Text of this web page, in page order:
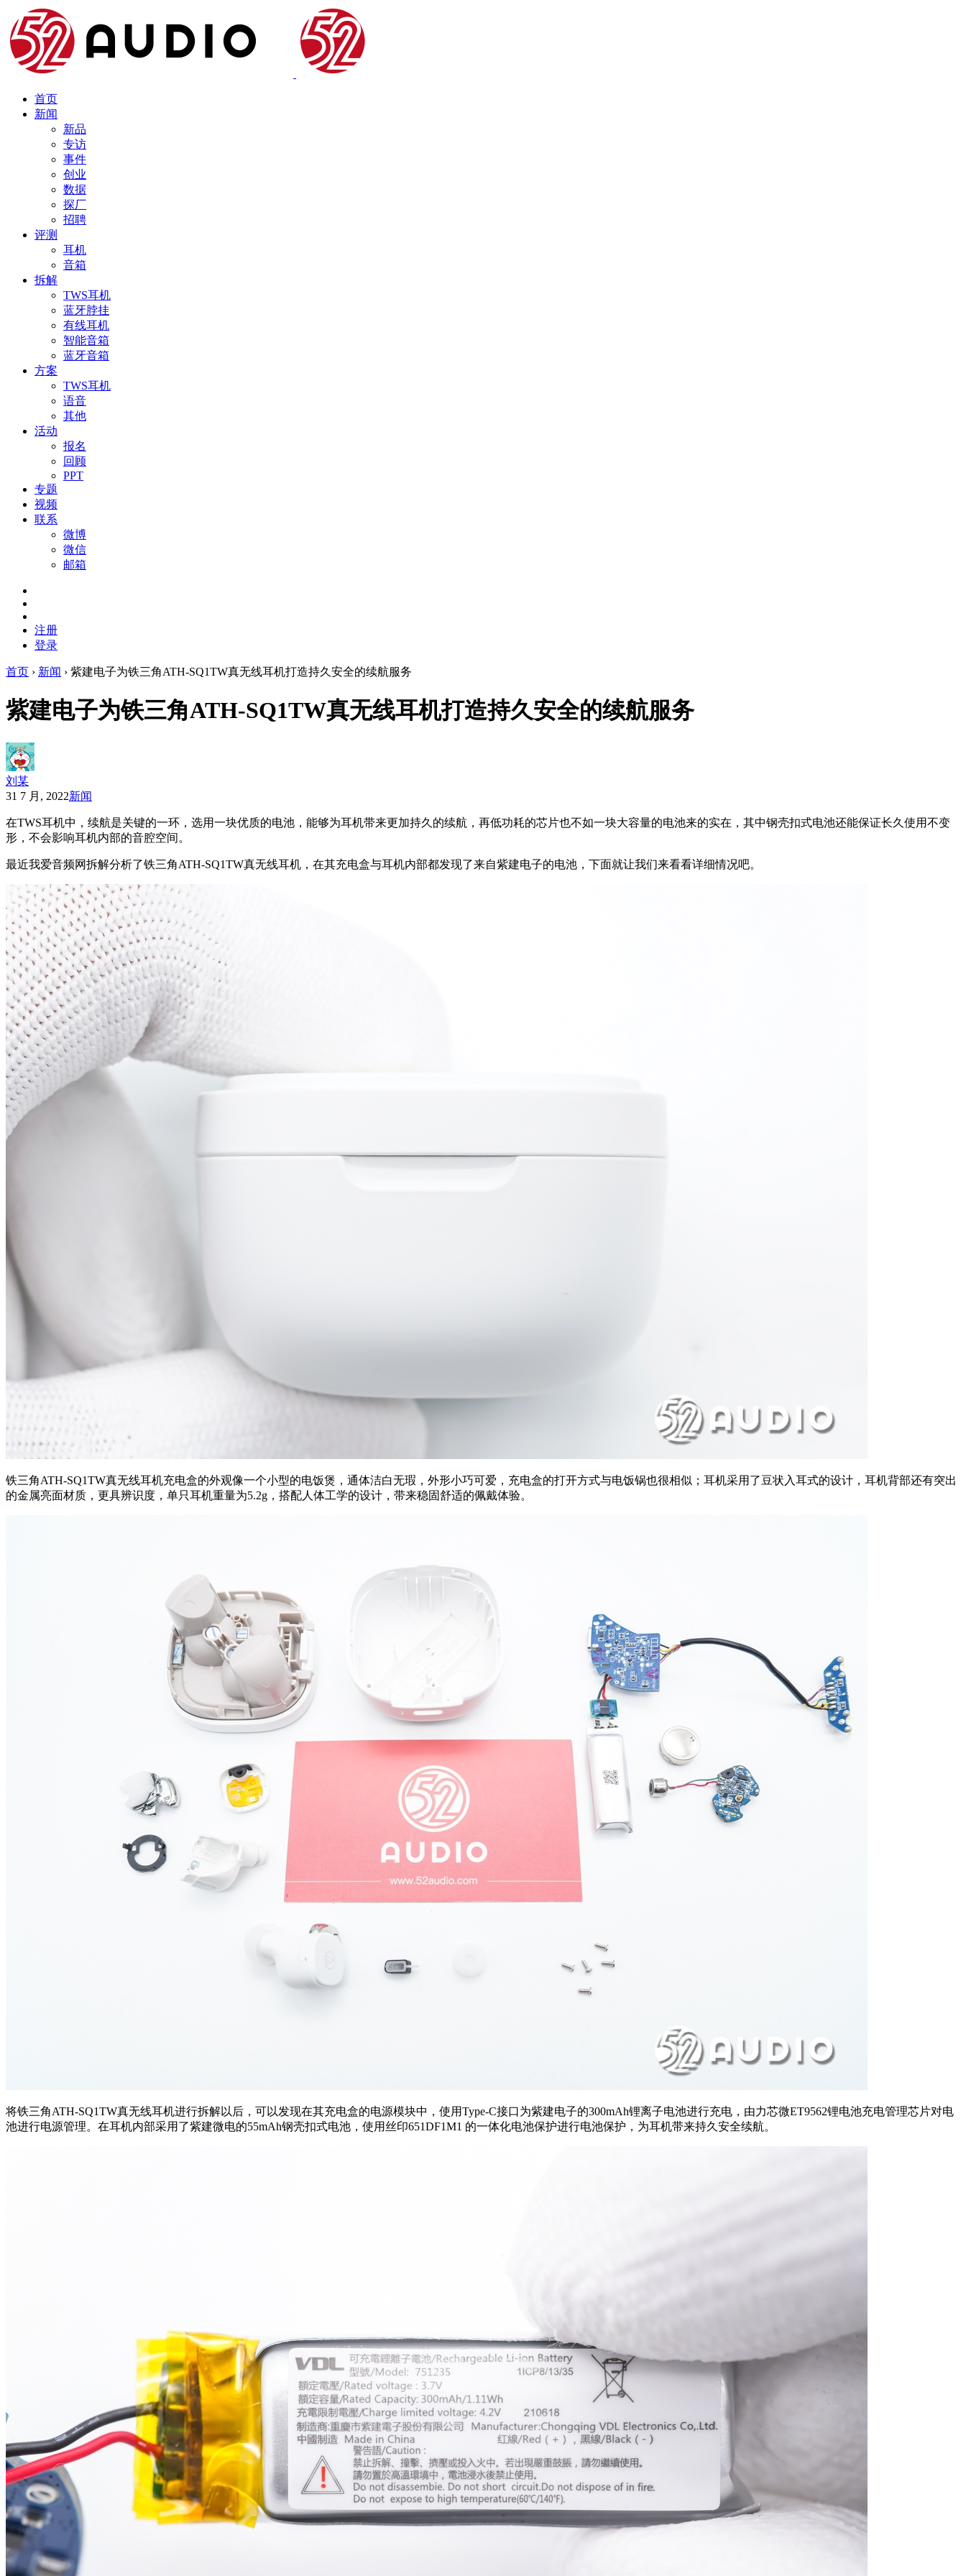
首页
新闻
新品
专访
事件
创业
数据
探厂
招聘
评测
耳机
音箱
拆解
TWS耳机
蓝牙脖挂
有线耳机
智能音箱
蓝牙音箱
方案
TWS耳机
语音
其他
活动
报名
回顾
PPT
专题
视频
联系
微博
微信
邮箱
注册
登录
首页 › 新闻 › 紫建电子为铁三角ATH-SQ1TW真无线耳机打造持久安全的续航服务
紫建电子为铁三角ATH-SQ1TW真无线耳机打造持久安全的续航服务
刘某
31 7 月, 2022新闻
在TWS耳机中，续航是关键的一环，选用一块优质的电池，能够为耳机带来更加持久的续航，再低功耗的芯片也不如一块大容量的电池来的实在，其中钢壳扣式电池还能保证长久使用不变
形，不会影响耳机内部的音腔空间。
最近我爱音频网拆解分析了铁三角ATH-SQ1TW真无线耳机，在其充电盒与耳机内部都发现了来自紫建电子的电池，下面就让我们来看看详细情况吧。
铁三角ATH-SQ1TW真无线耳机充电盒的外观像一个小型的电饭煲，通体洁白无瑕，外形小巧可爱，充电盒的打开方式与电饭锅也很相似；耳机采用了豆状入耳式的设计，耳机背部还有突出
的金属亮面材质，更具辨识度，单只耳机重量为5.2g，搭配人体工学的设计，带来稳固舒适的佩戴体验。
将铁三角ATH-SQ1TW真无线耳机进行拆解以后，可以发现在其充电盒的电源模块中，使用Type-C接口为紫建电子的300mAh锂离子电池进行充电，由力芯微ET9562锂电池充电管理芯片对电
池进行电源管理。在耳机内部采用了紫建微电的55mAh钢壳扣式电池，使用丝印651DF1M1 的一体化电池保护进行电池保护，为耳机带来持久安全续航。